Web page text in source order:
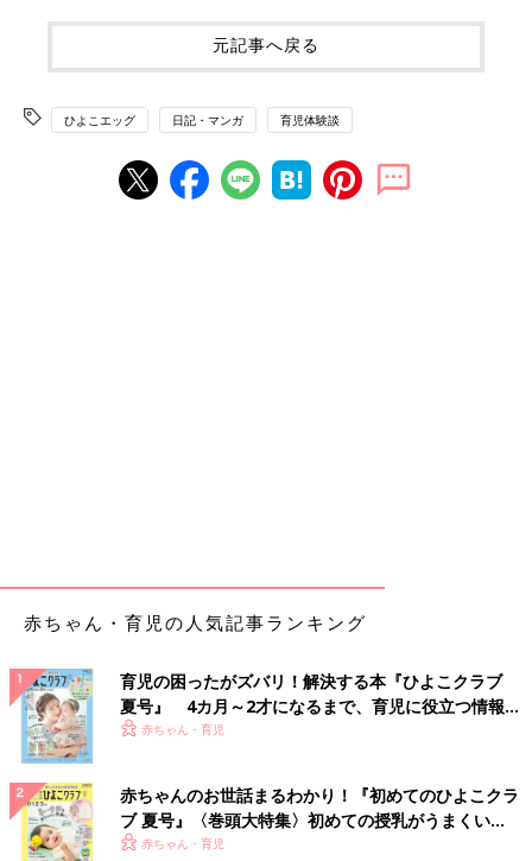
元記事へ戻る
ひよこエッグ 日記・マンガ 育児体験談
赤ちゃん・育児の人気記事ランキング
育児の困ったがズバリ！解決する本『ひよこクラブ
夏号』 4カ月～2才になるまで、育児に役立つ情報が
いっぱい！
赤ちゃん・育児
赤ちゃんのお世話まるわかり！『初めてのひよこクラ
ブ 夏号』〈巻頭大特集〉初めての授乳がうまくい
く！ おっぱい・ミルクの基本と夏のトラブル 解決テ
赤ちゃん・育児